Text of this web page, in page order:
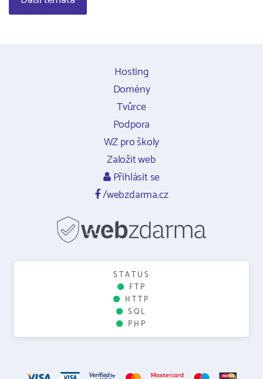
Hosting
Domény
Tvůrce
Podpora
WZ pro školy
Založit web
Přihlásit se
/webzdarma.cz
STATUS
FTP
HTTP
SQL
PHP